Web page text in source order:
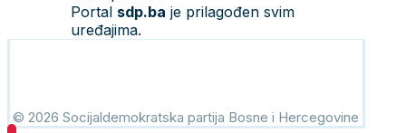
Portal sdp.ba je prilagođen svim
uređajima.
© 2026 Socijaldemokratska partija Bosne i Hercegovine